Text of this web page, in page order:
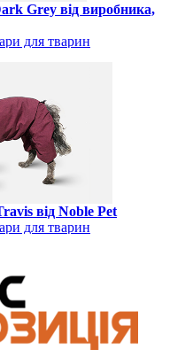
Grey від виробника,
для тварин
від Noble Pet
для тварин